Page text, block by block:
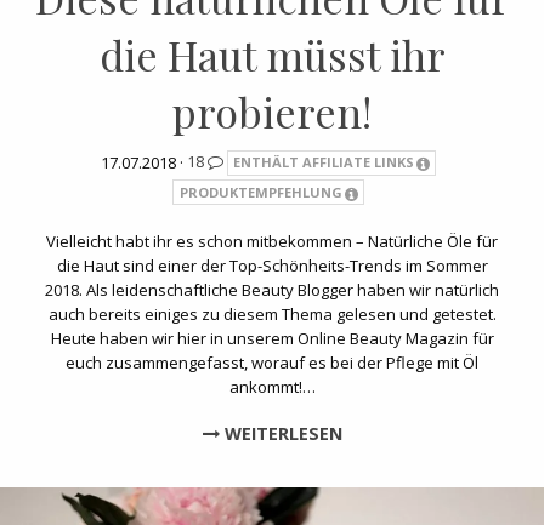
die Haut müsst ihr
probieren!
17.07.2018 · 18
ENTHÄLT AFFILIATE LINKS
PRODUKTEMPFEHLUNG
Vielleicht habt ihr es schon mitbekommen – Natürliche Öle für
die Haut sind einer der Top-Schönheits-Trends im Sommer
2018. Als leidenschaftliche Beauty Blogger haben wir natürlich
auch bereits einiges zu diesem Thema gelesen und getestet.
Heute haben wir hier in unserem Online Beauty Magazin für
euch zusammengefasst, worauf es bei der Pflege mit Öl
ankommt!…
WEITERLESEN